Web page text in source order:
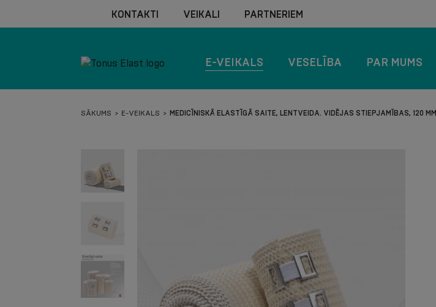
KONTAKTI VEIKALI PARTNERIEM
E-VEIKALS VESELĪBA PAR MUMS
SĀKUMS E-VEIKALS MEDICĪNISKĀ ELASTĪGĀ SAITE, LENTVEIDA. VIDĒJAS STIEPJAMĪBAS, 120 MM